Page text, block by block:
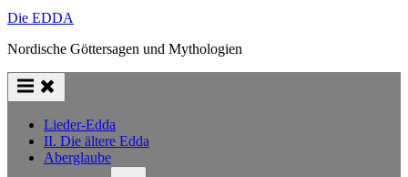
Die EDDA
Nordische Göttersagen und Mythologien
Lieder-Edda
II. Die ältere Edda
Aberglaube